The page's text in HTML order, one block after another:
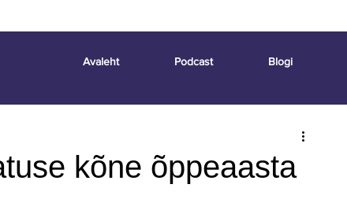
Avaleht Podcast Blogi
kõne õppeaasta